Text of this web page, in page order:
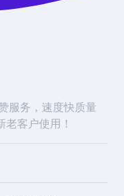
服务，速度快质量
客户使用！